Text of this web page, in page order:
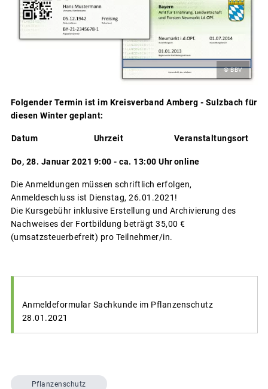
© BBV
Folgender Termin ist im Kreisverband Amberg - Sulzbach für
diesen Winter geplant:
Datum Uhrzeit Veranstaltungsort
Do, 28. Januar 2021 9:00 - ca. 13:00 Uhronline
Die Anmeldungen müssen schriftlich erfolgen,
Anmeldeschluss ist Dienstag, 26.01.2021!
Die Kursgebühr inklusive Erstellung und Archivierung des
Nachweises der Fortbildung beträgt 35,00 €
(umsatzsteuerbefreit) pro Teilnehmer/in.
Anmeldeformular Sachkunde im Pflanzenschutz
28.01.2021
Pflanzenschutz